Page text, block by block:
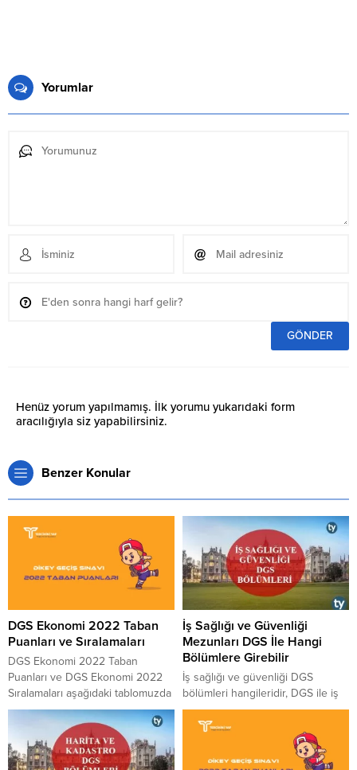
Yorumlar
Henüz yorum yapılmamış. İlk yorumu yukarıdaki form
aracılığıyla siz yapabilirsiniz.
Benzer Konular
DGS Ekonomi 2022 Taban
Puanları ve Sıralamaları
DGS Ekonomi 2022 Taban
Puanları ve DGS Ekonomi 2022
Sıralamaları aşağıdaki tablomuzda
paylaşılmıştır. 2022 yılında
DGS’ye girecek adaylara fikir ve
bilgi vermesi için paylaştığımız
tablo ÖSYM tarafından yayınlanan
İş Sağlığı ve Güvenliği
Mezunları DGS İle Hangi
Bölümlere Girebilir
İş sağlığı ve güvenliği DGS
bölümleri hangileridir, DGS ile iş
sağlığı ve güvenliği mezunlarının
hangi bölümlere geçebilme hakkı
vardır, 2 yıllıktan 4 yıllık
programlara geçiş için ne yapmak